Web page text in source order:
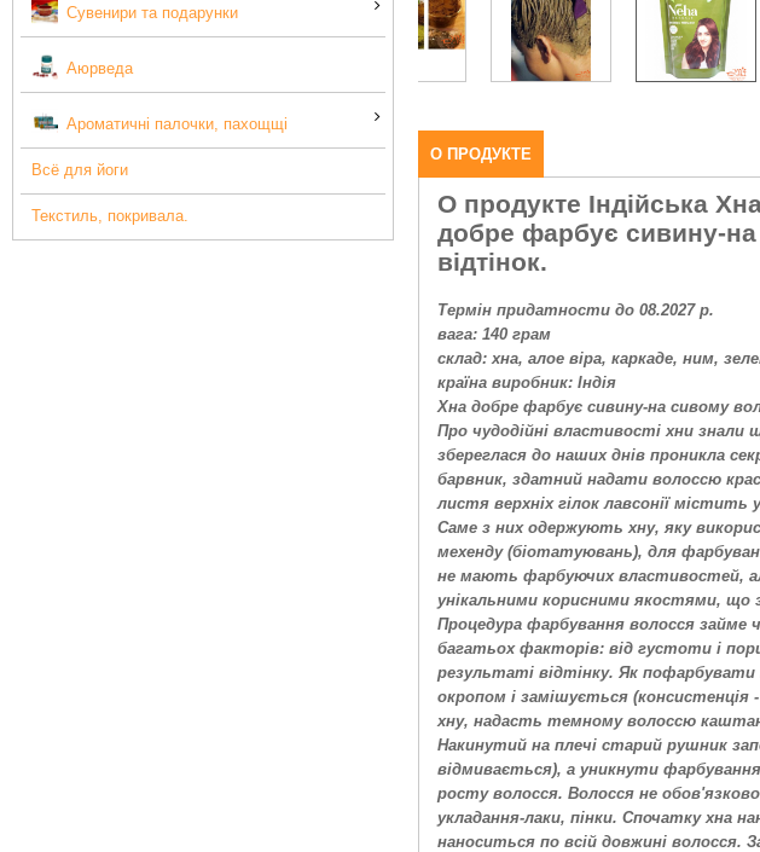
Сувенири та подарунки
Аюрведа
Ароматичні палочки, пахощщі
Всё для йоги
Текстиль, покривала.
О ПРОДУКТЕ
О продукте Індійська
добре фарбує сивину-на
відтінок.
Термін придатности до 08.2027 р.
вага: 140 грам
склад: хна, алое віра, каркаде, ним,
країна виробник: Індія
Хна добре фарбує сивину-на сивому
Про чудодійні властивості хни знали
збереглася до наших днів проникла
барвник, здатний надати волоссю
листя верхніх гілок лавсонії
Саме з них одержують хну, яку
мехенду (біотатуювань), для
не мають фарбуючих властивостей,
унікальними корисними якостями, що
Процедура фарбування волосся займе
багатьох факторів: від густоти і
результаті відтінку. Як пофарбувати
окропом і замішується (консистенція
хну, надасть темному волоссю
Накинутий на плечі старий рушник
відмивається), а уникнути
росту волосся. Волосся не
укладання-лаки, пінки. Спочатку хна
наноситься по всій довжині волосся.